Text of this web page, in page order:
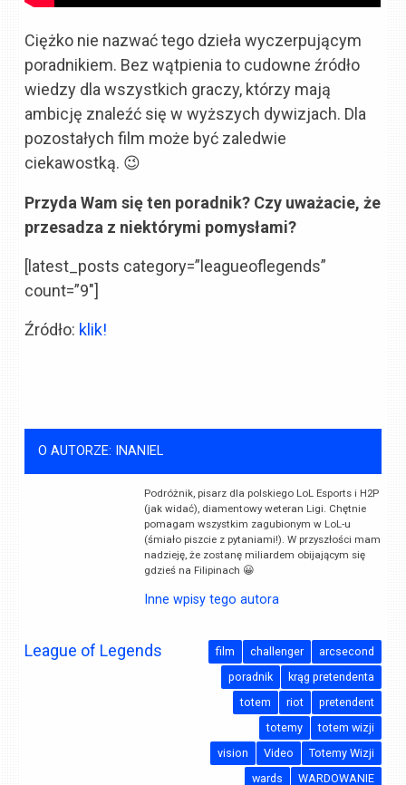
Ciężko nie nazwać tego dzieła wyczerpującym
poradnikiem. Bez wątpienia to cudowne źródło
wiedzy dla wszystkich graczy, którzy mają
ambicję znaleźć się w wyższych dywizjach. Dla
pozostałych film może być zaledwie
ciekawostką. 😉
Przyda Wam się ten poradnik? Czy uważacie, że
przesadza z niektórymi pomysłami?
[latest_posts category=”leagueoflegends”
count=”9″]
Źródło: klik!
O AUTORZE: INANIEL
Podróżnik, pisarz dla polskiego LoL Esports i H2P
(jak widać), diamentowy weteran Ligi. Chętnie
pomagam wszystkim zagubionym w LoL-u
(śmiało piszcie z pytaniami!). W przyszłości mam
nadzieję, że zostanę miliardem obijającym się
gdzieś na Filipinach 😀
Inne wpisy tego autora
League of Legends arcsecond
challenger
film
krąg pretendenta
poradnik
pretendent
riot
totem
totem wizji
totemy
Totemy Wizji
Video
vision
WARDOWANIE
wards